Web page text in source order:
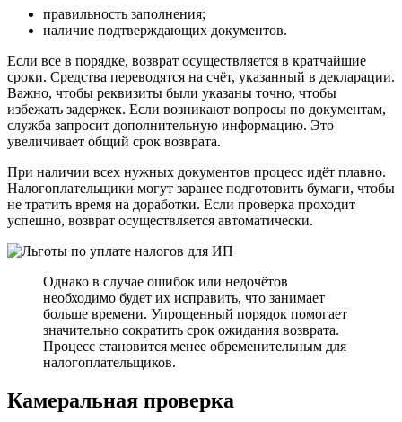
правильность заполнения;
наличие подтверждающих документов.
Если все в порядке, возврат осуществляется в кратчайшие
сроки. Средства переводятся на счёт, указанный в декларации.
Важно, чтобы реквизиты были указаны точно, чтобы
избежать задержек. Если возникают вопросы по документам,
служба запросит дополнительную информацию. Это
увеличивает общий срок возврата.
При наличии всех нужных документов процесс идёт плавно.
Налогоплательщики могут заранее подготовить бумаги, чтобы
не тратить время на доработки. Если проверка проходит
успешно, возврат осуществляется автоматически.
Однако в случае ошибок или недочётов
необходимо будет их исправить, что занимает
больше времени. Упрощенный порядок помогает
значительно сократить срок ожидания возврата.
Процесс становится менее обременительным для
налогоплательщиков.
Камеральная проверка